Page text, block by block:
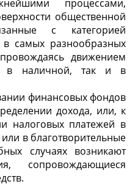
процессами,
общественной
с категорией
самых разнообразных
движением
в наличной, так и в
финансовых фондов
дохода, или, к
налоговых платежей в
в благотворительные
случаях возникают
сопровождающиеся